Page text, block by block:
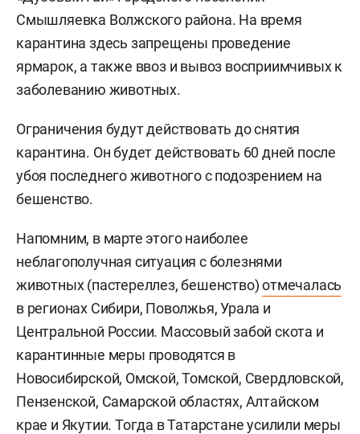
Смышляевка Волжского района. На время
карантина здесь запрещены проведение
ярмарок, а также ввоз и вывоз восприимчивых к
заболеванию животных.
Ограничения будут действовать до снятия
карантина. Он будет действовать 60 дней после
убоя последнего животного с подозрением на
бешенство.
Напомним, в марте этого наиболее
неблагополучная ситуация с болезнями
животных (пастереллез, бешенство)отмечалась
в регионах Сибири, Поволжья, Урала и
Центральной России. Массовый забой скота и
карантинные меры проводятся в
Новосибирской, Омской, Томской, Свердловской,
Пензенской, Самарской областях, Алтайском
крае и Якутии. Тогда в Татарстане усилили меры